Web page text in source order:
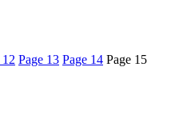
12 Page 13 Page 14 Page 15